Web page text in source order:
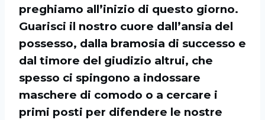
preghiamo all’inizio di questo giorno.
Guarisci il nostro cuore dall’ansia del
possesso, dalla bramosia di successo e
dal timore del giudizio altrui, che
spesso ci spingono a indossare
maschere di comodo o a cercare i
primi posti per difendere le nostre